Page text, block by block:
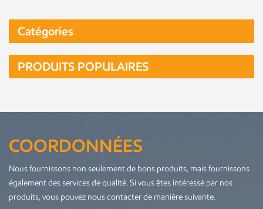
Catégories
PRODUITS POPULAIRES
COORDONNÉES
Nous fournissons non seulement de bons produits, mais fournissons
également des services de qualité. Si vous êtes intéressé par nos
produits, vous pouvez nous contacter de manière suivante.